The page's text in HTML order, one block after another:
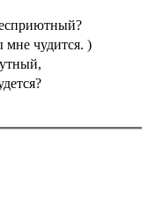
чудится. )